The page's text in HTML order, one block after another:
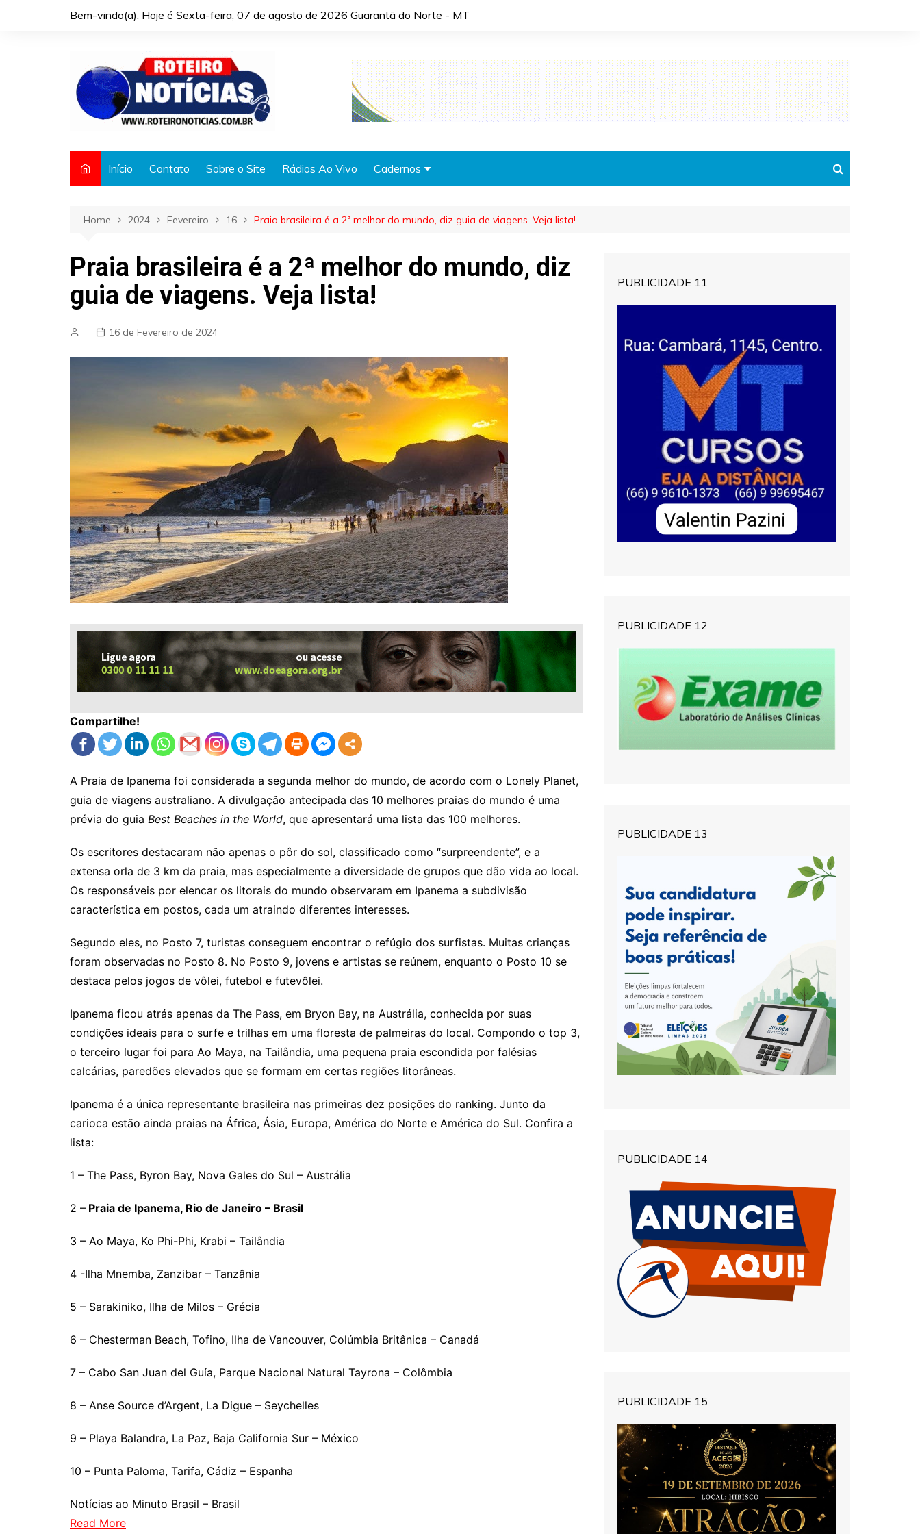
Bem-vindo(a). Hoje é Sexta-feira, 07 de agosto de 2026 Guarantã do Norte - MT
Início Contato Sobre o Site Rádios Ao Vivo Cadernos
Automóveis
Cidades
Fama e TV
Justiça
Mundo
Política
Saúde
Home 2024 Fevereiro 16 Praia brasileira é a 2ª melhor do mundo, diz guia de viagens. Veja lista!
Praia brasileira é a 2ª melhor do mundo, diz
guia de viagens. Veja lista!
16 de Fevereiro de 2024
Compartilhe!
A Praia de Ipanema foi considerada a segunda melhor do mundo, de acordo com o Lonely Planet,
guia de viagens australiano. A divulgação antecipada das 10 melhores praias do mundo é uma
prévia do guia Best Beaches in the World, que apresentará uma lista das 100 melhores.
Os escritores destacaram não apenas o pôr do sol, classificado como “surpreendente”, e a
extensa orla de 3 km da praia, mas especialmente a diversidade de grupos que dão vida ao local.
Os responsáveis por elencar os litorais do mundo observaram em Ipanema a subdivisão
característica em postos, cada um atraindo diferentes interesses.
Segundo eles, no Posto 7, turistas conseguem encontrar o refúgio dos surfistas. Muitas crianças
foram observadas no Posto 8. No Posto 9, jovens e artistas se reúnem, enquanto o Posto 10 se
destaca pelos jogos de vôlei, futebol e futevôlei.
Ipanema ficou atrás apenas da The Pass, em Bryon Bay, na Austrália, conhecida por suas
condições ideais para o surfe e trilhas em uma floresta de palmeiras do local. Compondo o top 3,
o terceiro lugar foi para Ao Maya, na Tailândia, uma pequena praia escondida por falésias
calcárias, paredões elevados que se formam em certas regiões litorâneas.
Ipanema é a única representante brasileira nas primeiras dez posições do ranking. Junto da
carioca estão ainda praias na África, Ásia, Europa, América do Norte e América do Sul. Confira a
lista:
1 – The Pass, Byron Bay, Nova Gales do Sul – Austrália
2 – Praia de Ipanema, Rio de Janeiro – Brasil
3 – Ao Maya, Ko Phi-Phi, Krabi – Tailândia
4 -Ilha Mnemba, Zanzibar – Tanzânia
5 – Sarakiniko, Ilha de Milos – Grécia
6 – Chesterman Beach, Tofino, Ilha de Vancouver, Colúmbia Britânica – Canadá
7 – Cabo San Juan del Guía, Parque Nacional Natural Tayrona – Colômbia
8 – Anse Source d’Argent, La Digue – Seychelles
9 – Playa Balandra, La Paz, Baja California Sur – México
10 – Punta Paloma, Tarifa, Cádiz – Espanha
Notícias ao Minuto Brasil – Brasil
Read More
PUBLICIDADE 11
PUBLICIDADE 12
PUBLICIDADE 13
PUBLICIDADE 14
PUBLICIDADE 15